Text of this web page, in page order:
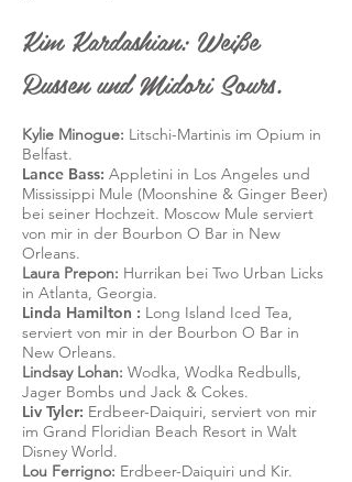
Kim Kardashian: Weiße
Russen und Midori Sours.
Kylie Minogue: Litschi-Martinis im Opium in
Belfast.
Lance Bass: Appletini in Los Angeles und
Mississippi Mule (Moonshine & Ginger Beer)
bei seiner Hochzeit. Moscow Mule serviert
von mir in der Bourbon O Bar in New
Orleans.
Laura Prepon: Hurrikan bei Two Urban Licks
in Atlanta, Georgia.
Linda Hamilton : Long Island Iced Tea,
serviert von mir in der Bourbon O Bar in
New Orleans.
Lindsay Lohan: Wodka, Wodka Redbulls,
Jager Bombs und Jack & Cokes.
Liv Tyler: Erdbeer-Daiquiri, serviert von mir
im Grand Floridian Beach Resort in Walt
Disney World.
Lou Ferrigno: Erdbeer-Daiquiri und Kir.